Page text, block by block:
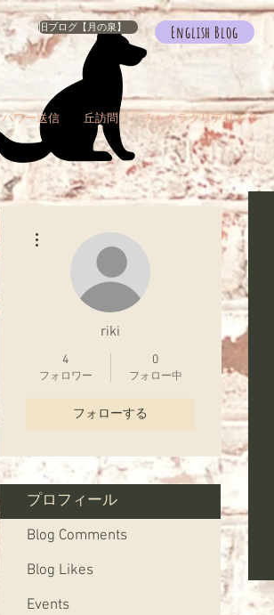
旧ブログ【月の泉】 English Blog
パワー送信 丘訪問 チャクラクリアリング
riki
4
フォロワー
0
フォロー中
フォローする
プロフィール
Blog Comments
Blog Likes
Events